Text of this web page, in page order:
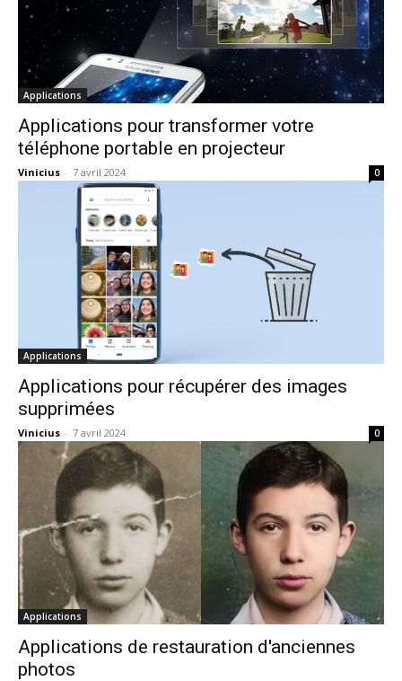
Applications
Applications pour transformer votre
téléphone portable en projecteur
Vinicius - 7 avril 2024 0
Applications
Applications pour récupérer des images
supprimées
Vinicius - 7 avril 2024 0
Applications
Applications de restauration d'anciennes
photos